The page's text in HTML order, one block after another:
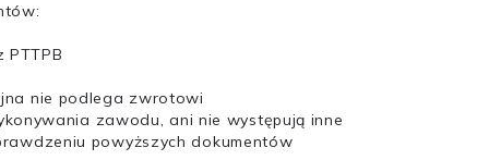
nie podlega zwrotowi
zawodu, ani nie występują inne
powyższych dokumentów